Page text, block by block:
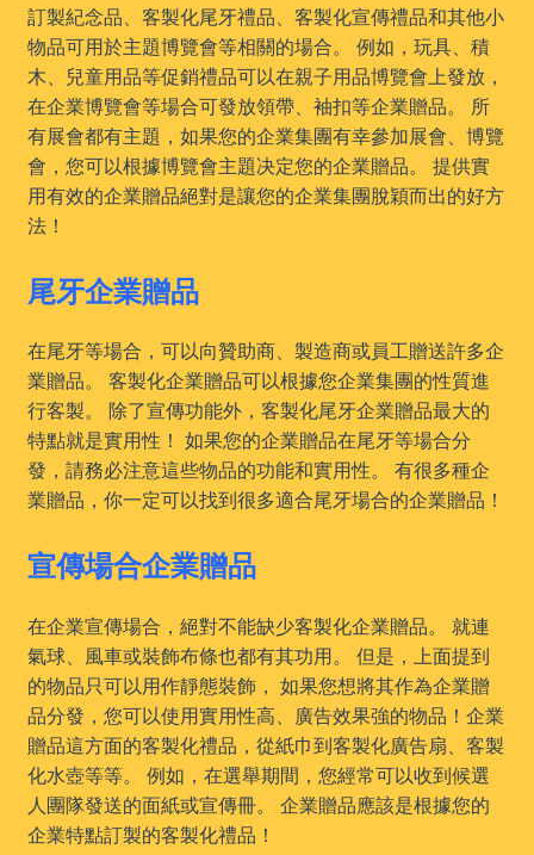
訂製紀念品、客製化尾牙禮品、客製化宣傳禮品和其他小
物品可用於主題博覽會等相關的場合。 例如，玩具、積
木、兒童用品等促銷禮品可以在親子用品博覽會上發放，
在企業博覽會等場合可發放領帶、袖扣等企業贈品。 所
有展會都有主題，如果您的企業集團有幸參加展會、博覽
會，您可以根據博覽會主題决定您的企業贈品。 提供實
用有效的企業贈品絕對是讓您的企業集團脫穎而出的好方
法！
尾牙企業贈品
在尾牙等場合，可以向贊助商、製造商或員工贈送許多企
業贈品。 客製化企業贈品可以根據您企業集團的性質進
行客製。 除了宣傳功能外，客製化尾牙企業贈品最大的
特點就是實用性！ 如果您的企業贈品在尾牙等場合分
發，請務必注意這些物品的功能和實用性。 有很多種企
業贈品，你一定可以找到很多適合尾牙場合的企業贈品！
宣傳場合企業贈品
在企業宣傳場合，絕對不能缺少客製化企業贈品。 就連
氣球、風車或裝飾布條也都有其功用。 但是，上面提到
的物品只可以用作靜態裝飾， 如果您想將其作為企業贈
品分發，您可以使用實用性高、廣告效果強的物品！企業
贈品這方面的客製化禮品，從紙巾到客製化廣告扇、客製
化水壺等等。 例如，在選舉期間，您經常可以收到候選
人團隊發送的面紙或宣傳冊。 企業贈品應該是根據您的
企業特點訂製的客製化禮品！